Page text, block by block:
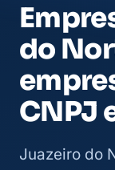
do
CNPJ
Juazeiro do